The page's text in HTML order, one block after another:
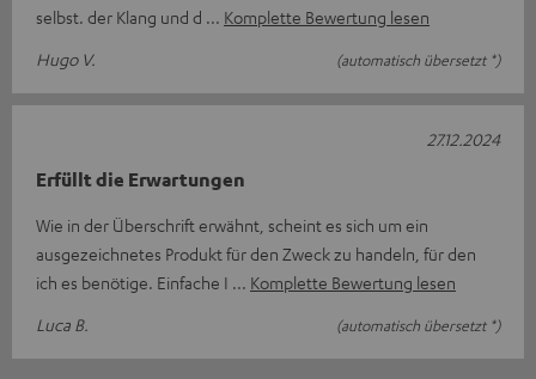
selbst. der Klang und d
Komplette Bewertung lesen
Hugo V.
(automatisch übersetzt *)
Erfüllt die Erwartungen
Wie in der Überschrift erwähnt, scheint es sich um ein
ausgezeichnetes Produkt für den Zweck zu handeln, für den
ich es benötige. Einfache I
Komplette Bewertung lesen
Luca B.
(automatisch übersetzt *)
27.12.2024